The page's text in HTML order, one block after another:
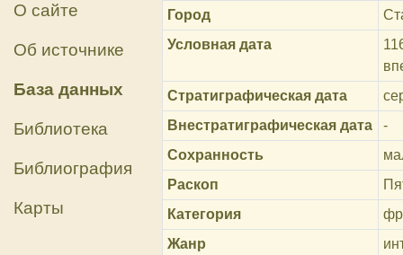
О сайте
Об источнике
База данных
Библиотека
Библиография
Карты
Город
Условная дата
Стратиграфическая дата
Внестратиграфическая дата
-
Сохранность
Раскоп
Категория
Жанр